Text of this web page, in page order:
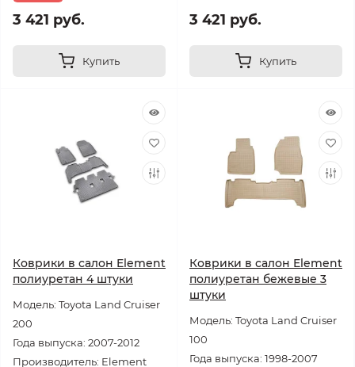
3 421 руб.
Купить
3 421 руб.
Купить
Коврики в салон Element
полиуретан 4 штуки
Модель: Toyota Land Cruiser
200
Года выпуска: 2007-2012
Производитель: Element
Коврики в салон Element
полиуретан бежевые 3
штуки
Модель: Toyota Land Cruiser
100
Года выпуска: 1998-2007